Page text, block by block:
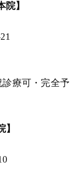
】
療可・完全予